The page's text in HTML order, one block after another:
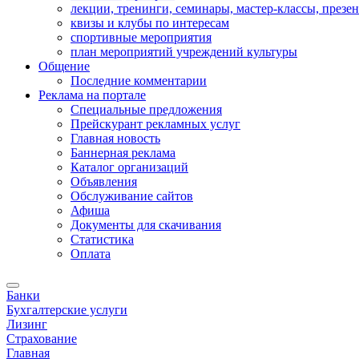
лекции, тренинги, семинары, мастер-классы,
квизы и клубы по интересам
спортивные мероприятия
план мероприятий учреждений культуры
Общение
Последние комментарии
Реклама на портале
Специальные предложения
Прейскурант рекламных услуг
Главная новость
Баннерная реклама
Каталог организаций
Объявления
Обслуживание сайтов
Афиша
Документы для скачивания
Статистика
Оплата
Банки
Бухгалтерские услуги
Лизинг
Страхование
Главная